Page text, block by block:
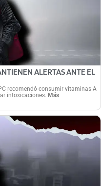
ALERTAS ANTE EL
recomendó consumir vitaminas A
intoxicaciones. Más